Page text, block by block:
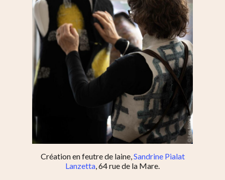
Création en feutre de laine,Sandrine Pialat
Lanzetta, 64 rue de la Mare.
Plaine Lagny
Saint-Blaise / Réunion